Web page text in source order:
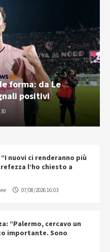
forma: da Le
positivi
nuovi ci renderanno più
l’ho chiesto a
07/08/2026 16:03
“Palermo, cercavo un
importante. Sono